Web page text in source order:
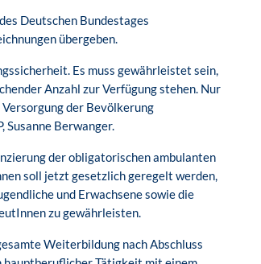
Deutschen Bundestages
übergeben.
Es muss gewährleistet sein,
Anzahl zur Verfügung stehen. Nur
der Bevölkerung
Susanne Berwanger.
der obligatorischen ambulanten
soll jetzt gesetzlich geregelt werden,
und Erwachsene sowie die
zu gewährleisten.
Weiterbildung nach Abschluss